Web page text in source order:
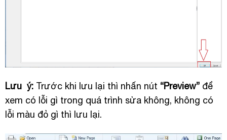
Lưu ý: Trước khi lưu lại thì nhấn nút “Preview”để
xem có lỗi gì trong quá trình sửa không, không có
lỗi màu đỏ gì thì lưu lại.